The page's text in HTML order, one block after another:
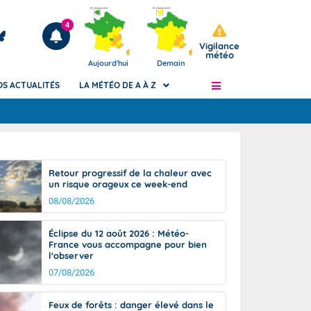
Articles
4
Aujourd'hui Demain
Vigilance
météo
de
Phénomènes dangereux de J+2 à J+7
Avertissement pluies intenses à l'échelle
des communes (Apic)
Bulletins Marine
Bulletins d'estimation du risque
d'avalanche
Météo des forêts
Vigicrues
ACTUALITÉS LA MÉTÉO DE A À Z
Retour progressif de la chaleur avec
un risque orageux ce week-end
08/08/2026
Éclipse du 12 août 2026 : Météo-
France vous accompagne pour bien
l'observer
07/08/2026
Feux de forêts : danger élevé dans le